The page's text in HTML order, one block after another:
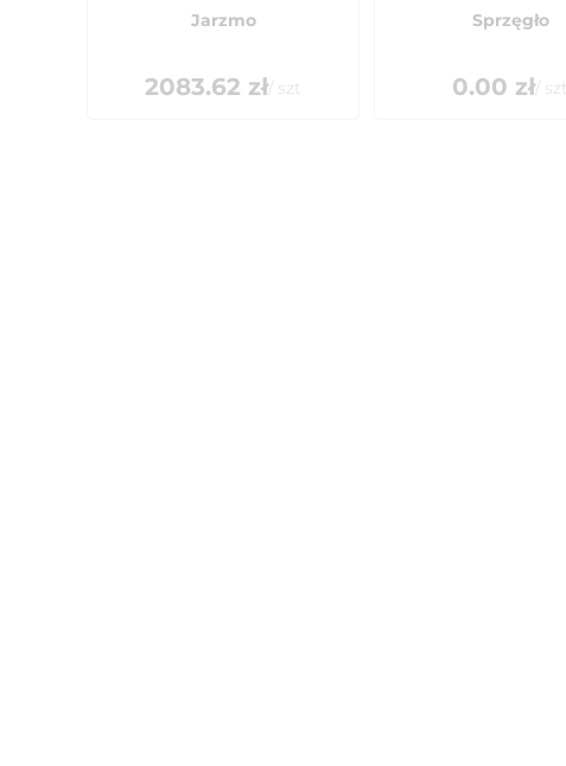
Jarzmo
2083.62 zł/ szt
Sprzęgło
0.00 zł/ szt